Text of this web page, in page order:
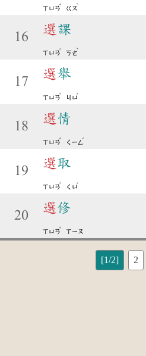
ㄒㄩㄢ
ˇ
ㄍㄡ
ˋ
16
選課
ㄒㄩㄢ
ˇ
ㄎㄜ
ˋ
17
選舉
ㄒㄩㄢ
ˇ
ㄐㄩ
ˇ
18
選情
ㄒㄩㄢ
ˇ
ㄑㄧㄥ
ˊ
19
選取
ㄒㄩㄢ
ˇ
ㄑㄩ
ˇ
20
選修
ㄒㄩㄢ
ˇ
ㄒㄧㄡ
[1/2] 2